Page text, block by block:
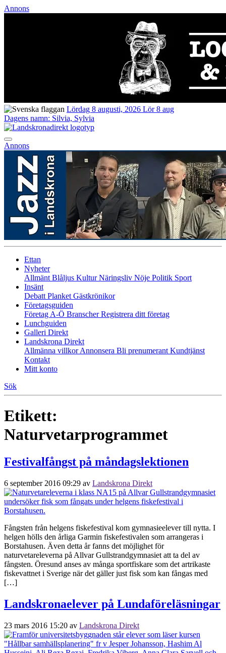
Annons
Lördag 8 augusti, 2026 Lör 8 aug
Dagens namn: Silvia, Sylvia
Annons
Ettan
Nyheter
Allmänt Blåljus KulturNäringsliv Nöje Politik Sport
Insänt
Debatt Planket Gästkrönikor
Företagsguiden
Företag A-Ö BranscherRegistrera ditt företag
Lunchguiden
Galleri Direkt
Landskrona Direkt
Allmänna villkorAnnonsera Bli prenumerant Kundtjänst
Kontakt
Mitt konto
Sök
Etikett:
Naturvetarprogrammet
Festivalfångst på måndagslektionen
6 september 2016 09:29 av Landskrona Direkt
Fångsten från helgens fiskefestival kom gymnasieelever till nytta. I
helgen hölls den årliga Garmin fiskefestivalen som arrangeras i
Borstahusen. Även detta år fanns det möjlighet för
naturvetareleverna på Allvar Gullstrandgymnasiet att ta del av
fångsten. Öresund anses av många sportfiskare som det artrikaste
fiskevattnet i Sverige när det gäller just fisk som kan fångas med
[…]
Landskronaelever på Lundaföreläsningar
23 mars 2016 15:20 av Landskrona Direkt